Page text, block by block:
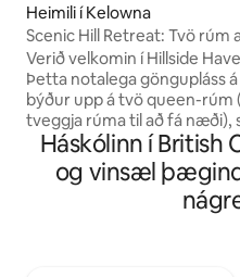
Heimili í Kelowna
Scenic Hill Retreat: Tvö rúm
stærð, einkarými
Verið velkomin í Hillside
Þetta notalega göngupláss
býður upp á tvö queen-rúm
tveggja rúma til að fá næði),
eldhúskrók (vaskur,
stofa með sjónvarpi og
Þægilega staðsett innan við
akstursfjarlægð frá
Háskólinn í British
og vinsæl